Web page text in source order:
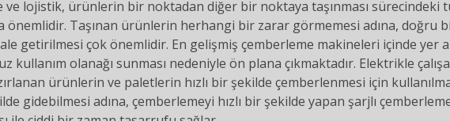
ve lojistik, ürünlerin bir noktadan diğer bir noktaya taşınması sürecindeki
önemlidir. Taşınan ürünlerin herhangi bir zarar görmemesi adına, doğru
getirilmesi çok önemlidir. En gelişmiş çemberleme makineleri içinde yer
kullanım olanağı sunması nedeniyle ön plana çıkmaktadır. Elektrikle
ürünlerin ve paletlerin hızlı bir şekilde çemberlenmesi için
gidebilmesi adına, çemberlemeyi hızlı bir şekilde yapan şarjlı